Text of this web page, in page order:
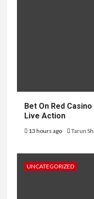
Bet On Red
Live Action
13 hours ago Tarun
UNCATEGORIZED